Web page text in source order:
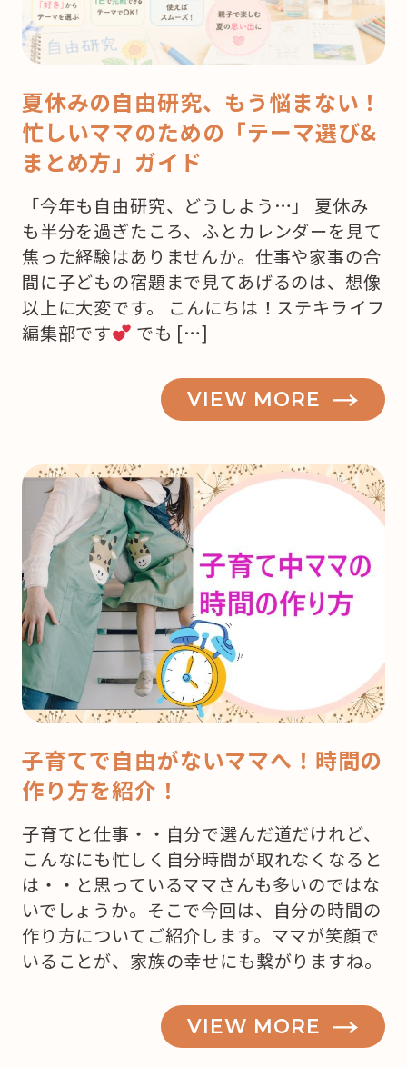
夏休みの自由研究、もう悩まない！
忙しいママのための「テーマ選び&
まとめ方」ガイド
「今年も自由研究、どうしよう…」 夏休み
も半分を過ぎたころ、ふとカレンダーを見て
焦った経験はありませんか。仕事や家事の合
間に子どもの宿題まで見てあげるのは、想像
以上に大変です。 こんにちは！ステキライフ
編集部です
でも […]
VIEW MORE
子育てで自由がないママへ！時間の
作り方を紹介！
子育てと仕事・・自分で選んだ道だけれど、
こんなにも忙しく自分時間が取れなくなると
は・・と思っているママさんも多いのではな
いでしょうか。そこで今回は、自分の時間の
作り方についてご紹介します。ママが笑顔で
いることが、家族の幸せにも繋がりますね。
VIEW MORE